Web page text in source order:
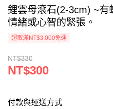
鋰雲母滾石(2-3cm) ~有
情緒或心智的緊張。
超取滿NT$3,000免運
NT$330
NT$300
付款與運送方式